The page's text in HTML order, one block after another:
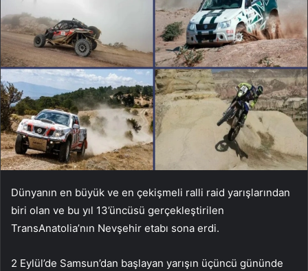
Dünyanın en büyük ve en çekişmeli ralli raid yarışlarından
biri olan ve bu yıl 13’üncüsü gerçekleştirilen
TransAnatolia’nın Nevşehir etabı sona erdi.
2 Eylül’de Samsun’dan başlayan yarışın üçüncü gününde